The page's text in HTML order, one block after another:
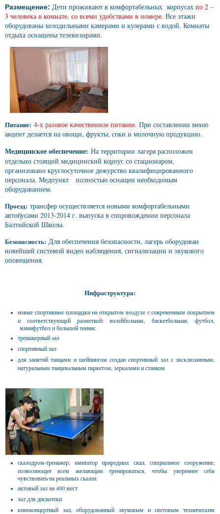
Размещение: Дети проживают в комфортабельных корпусах по 2 –
3 человека в комнате, со всеми удобствами в номере. Все этажи
оборудованы холодильными камерами и кулерами с водой. Комнаты
отдыха оснащены телевизорами.
Питание: 4-х разовое качественное питание. При составлении меню
акцент делается на овощи, фрукты, соки и молочную продукцию.
Медицинское обеспечение: На территории лагеря расположен
отдельно стоящий медицинский корпус со стационаром,
организовано круглосуточное дежурство квалифицированного
персонала. Медпункт полностью оснащен необходимым
оборудованием.
Проезд: трансфер осуществляется новыми комфортабельными
автобусами 2013-2014 г. выпуска в сопровождении персонала
Балтийской Школы.
Безопасность: Для обеспечения безопасности, лагерь оборудован
новейшей системой видео наблюдения, сигнализации и звукового
оповещения.
Инфраструктура:
новые спортивные площадки на открытом воздухе с современным покрытием
и соответствующей разметкой: волейбольная, баскетбольная, футбол,
минифутбол и большой теннис
тренажерный зал
спортивный зал
для занятий танцами и шейпингом создан спортивный зал с эксклюзивным,
натуральным танцевальным паркетом, зеркалами и станком
скалодром-тренажер, имитатор природных скал, специальное сооружение,
позволяющее всем желающим тренироваться, чтобы увереннее себя
чувствовать на реальных скалах
актовый зал на 400 мест
зал для дискотеки
киноконцертный зал, оборудованный звуковым и световым техническим